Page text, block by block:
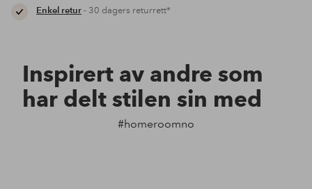
Enkel retur- 30 dagers returrett*
Inspirert av andre som
har delt stilen sin med
#homeroomno